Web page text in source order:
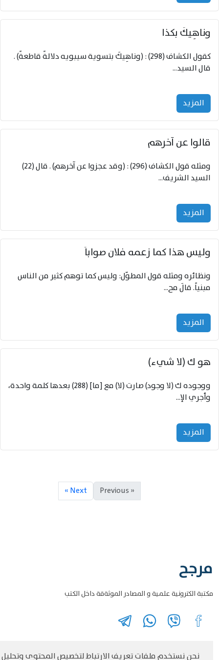
وناهِيكَ بكذا
كقول الكشاف (298) : (وناهِيكَ بتسوية سيبويه دلالةً قاطعةً) .
قال السيد...
المزید
قالوا عن آخرهم
ومثله قول الكشاف (296) : (وقد عجزوا عن آخرهم) . قال (22)
السيد الشريف...
المزید
وليس هذا كما زعمه فلان صواباً
ونظائره ومثله قول المطوّل: وليس كما توهم كثير من الناس
مبنياً. قالَ مح...
المزید
هو ك (لا شيء)
ووجوده ك (لا وجود) صارت (لا) مع [ما] (288) بعدها كلمة واحدة،
وأجري الإ...
المزید
Next »
مرجح
مكتبة الكترونية علمية و المصادر الموثةقة داخل الكتب
حقوق الطبع والنشر مرجح جميع الحقوق محفوظةسياسة و الخصوصية
نحن نستخدم ملفات تعريف الارتباط لتخصيص المحتوى وتحليل